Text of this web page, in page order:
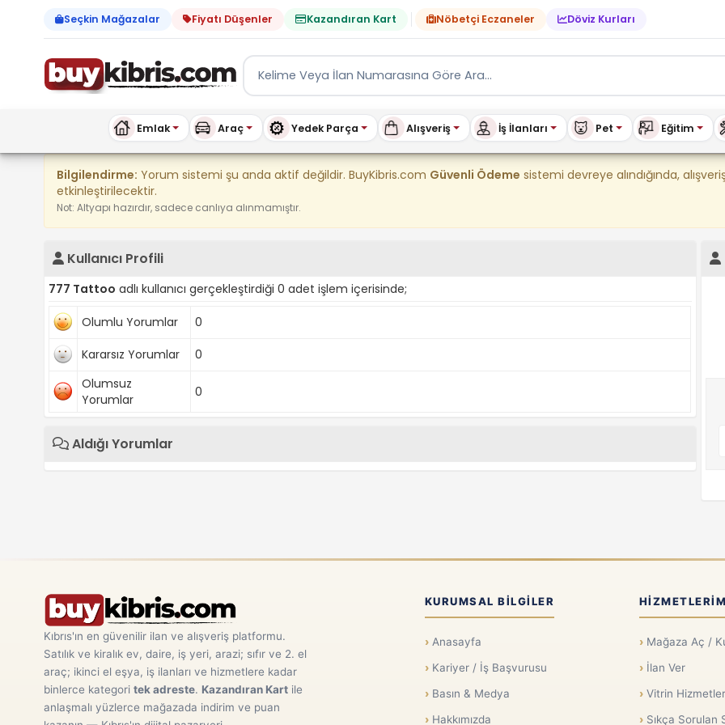
Seçkin Mağazalar Fiyatı Düşenler Kazandıran Kart Nöbetçi Eczaneler Döviz Kurları
Emlak Araç Yedek Parça Alışveriş İş İlanları Pet Eğitim
Kıbrıs İlan Platformu | Satılık & Kiralık Ev, Araç,
Bilgilendirme: Yorum sistemi şu anda aktif değildir. BuyKibris.com Güvenli Ödeme sistemi devreye alındığında,
etkinleştirilecektir.
Not: Altyapı hazırdır, sadece canlıya alınmamıştır.
Kullanıcı Profili
777 Tattoo adlı kullanıcı gerçekleştirdiği 0 adet işlem içerisinde;
Olumlu Yorumlar
0
Kararsız Yorumlar
0
Olumsuz
Yorumlar
0
Aldığı Yorumlar
Kıbrıs'ın en güvenilir ilan ve alışveriş platformu.
Satılık ve kiralık ev, daire, iş yeri, arazi; sıfır ve 2. el
araç; ikinci el eşya, iş ilanları ve hizmetlere kadar
binlerce kategori tek adreste. Kazandıran Kartile
anlaşmalı yüzlerce mağazada indirim ve puan
KURUMSAL BILGILER
Anasayfa
Kariyer / İş Başvurusu
Basın & Medya
Hakkımızda
Mağaza Aç /
İlan Ver
Vitrin
Sıkça Sorulan